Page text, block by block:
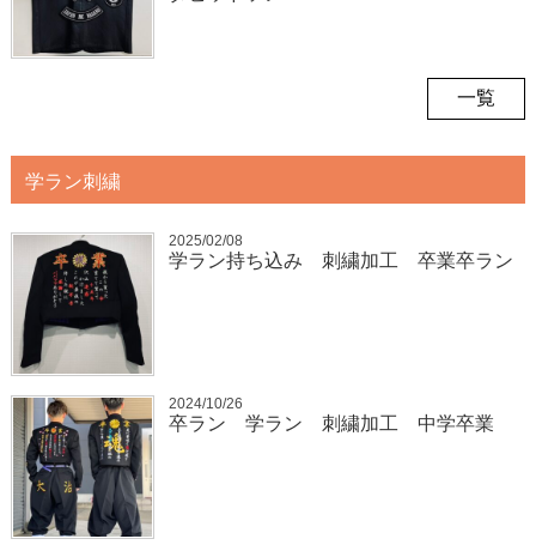
一覧
学ラン刺繍
2025/02/08
学ラン持ち込み 刺繍加工 卒業卒ラン
2024/10/26
卒ラン 学ラン 刺繍加工 中学卒業